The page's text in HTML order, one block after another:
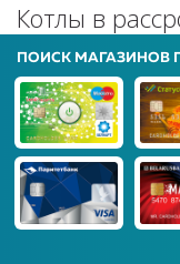
Котлы в
ПОИСК МАГАЗИНОВ